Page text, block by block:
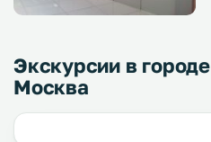
Экскурсии в городе
Москва